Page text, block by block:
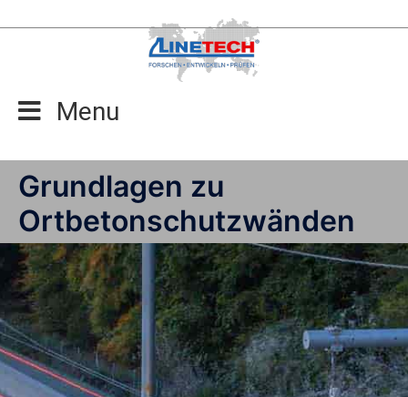
Inhalt
Menu
Grundlagen zu
Ortbetonschutzwänden